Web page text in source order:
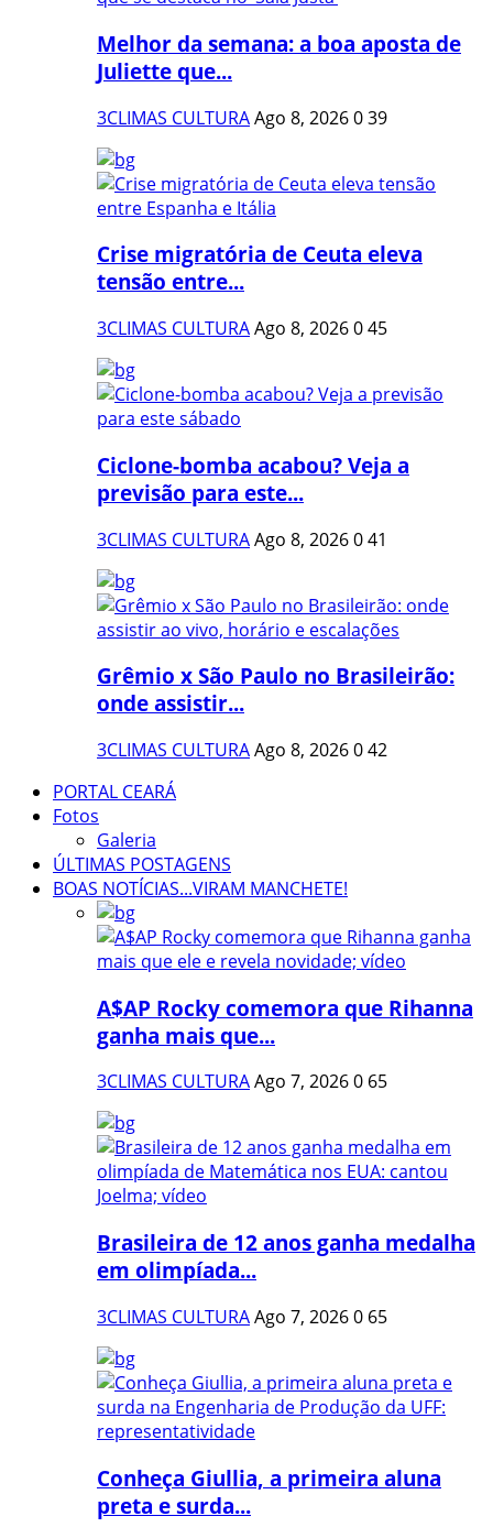
Melhor da semana: a boa aposta de
Juliette que...
3CLIMAS CULTURAAgo 8, 2026039
Crise migratória de Ceuta eleva
tensão entre...
3CLIMAS CULTURAAgo 8, 2026045
Ciclone-bomba acabou? Veja a
previsão para este...
3CLIMAS CULTURAAgo 8, 2026041
Grêmio x São Paulo no Brasileirão:
onde assistir...
3CLIMAS CULTURAAgo 8, 2026042
PORTAL CEARÁ
Fotos
Galeria
ÚLTIMAS POSTAGENS
BOAS NOTÍCIAS...VIRAM MANCHETE!
A$AP Rocky comemora que Rihanna
ganha mais que...
3CLIMAS CULTURAAgo 7, 20260 65
Brasileira de 12 anos ganha medalha
em olimpíada...
3CLIMAS CULTURAAgo 7, 20260 65
Conheça Giullia, a primeira aluna
preta e surda...